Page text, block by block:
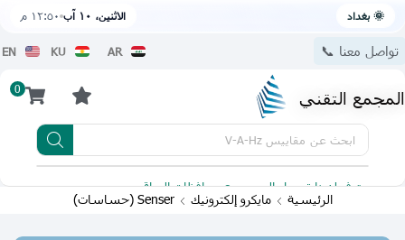
🌞 بغداد الاثنين، ١٠ آب ١٢:٥٠ م
تواصل معنا 📞 AR
KU
EN
المجمع التقني 0
ابحث عن مقاييس V-A-Hz
يتوفر لدينا توصيل الى جميع محافظات العراق
الرئيسية مايكرو إلكترونيك Senser (حساسات)